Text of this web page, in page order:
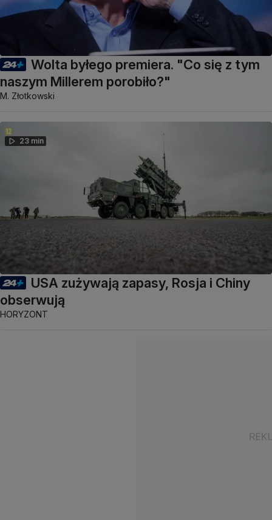
Wolta byłego premiera. "Co się z tym
naszym Millerem porobiło?"
M. Złotkowski
23 min
USA zużywają zapasy, Rosja i Chiny
obserwują
HORYZONT